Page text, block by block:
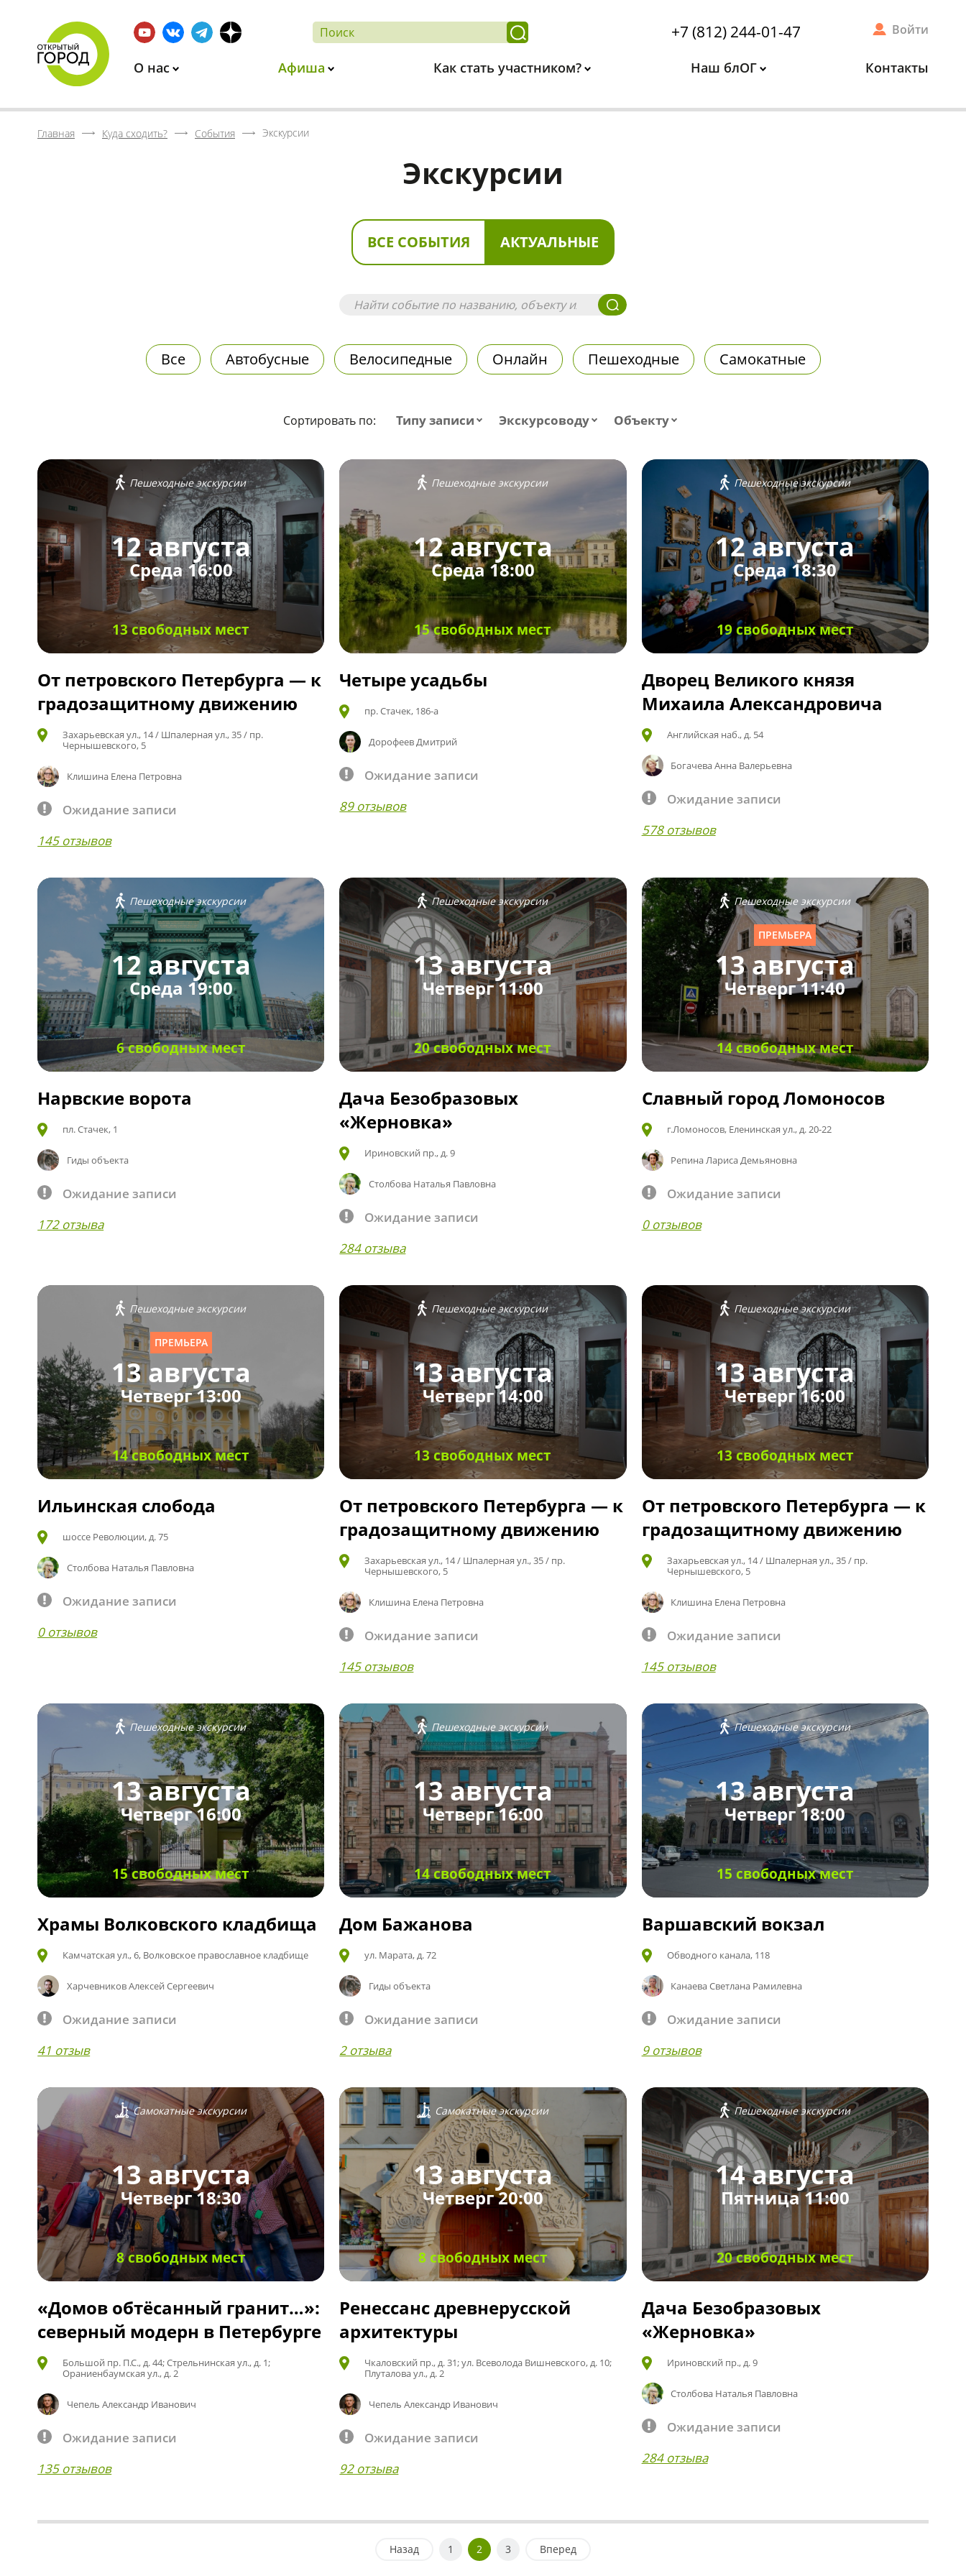
+7 (812) 244-01-47 Войти
О нас Афиша Как стать участником? Наш блОГ Контакты
Главная Куда сходить? События Экскурсии
Экскурсии
ВСЕ СОБЫТИЯ АКТУАЛЬНЫЕ
Все Автобусные Велосипедные Онлайн Пешеходные Самокатные
Сортировать по: Типу записи Экскурсоводу Объекту
Пешеходные экскурсии
12 августа
Среда 16:00
13 свободных мест
От петровского Петербурга — к
градозащитному движению
Захарьевская ул., 14 / Шпалерная ул., 35 / пр.
Чернышевского, 5
Клишина Елена Петровна
Ожидание записи
145 отзывов
Пешеходные экскурсии
12 августа
Среда 18:00
15 свободных мест
Четыре усадьбы
пр. Стачек, 186-а
Дорофеев Дмитрий
Ожидание записи
89 отзывов
Пешеходные экскурсии
12 августа
Среда 18:30
19 свободных мест
Дворец Великого князя
Михаила Александровича
Английская наб., д. 54
Богачева Анна Валерьевна
Ожидание записи
578 отзывов
Пешеходные экскурсии
12 августа
Среда 19:00
6 свободных мест
Нарвские ворота
пл. Стачек, 1
Гиды объекта
Ожидание записи
172 отзыва
Пешеходные экскурсии
13 августа
Четверг 11:00
20 свободных мест
Дача Безобразовых
«Жерновка»
Ириновский пр., д. 9
Столбова Наталья Павловна
Ожидание записи
284 отзыва
Пешеходные экскурсии
ПРЕМЬЕРА
13 августа
Четверг 11:40
14 свободных мест
Славный город Ломоносов
г.Ломоносов, Еленинская ул., д. 20-22
Репина Лариса Демьяновна
Ожидание записи
0 отзывов
Пешеходные экскурсии
ПРЕМЬЕРА
13 августа
Четверг 13:00
14 свободных мест
Ильинская слобода
шоссе Революции, д. 75
Столбова Наталья Павловна
Ожидание записи
0 отзывов
Пешеходные экскурсии
13 августа
Четверг 14:00
13 свободных мест
От петровского Петербурга — к
градозащитному движению
Захарьевская ул., 14 / Шпалерная ул., 35 / пр.
Чернышевского, 5
Клишина Елена Петровна
Ожидание записи
145 отзывов
Пешеходные экскурсии
13 августа
Четверг 16:00
13 свободных мест
От петровского Петербурга — к
градозащитному движению
Захарьевская ул., 14 / Шпалерная ул., 35 / пр.
Чернышевского, 5
Клишина Елена Петровна
Ожидание записи
145 отзывов
Пешеходные экскурсии
13 августа
Четверг 16:00
15 свободных мест
Храмы Волковского кладбища
Камчатская ул., 6, Волковское православное кладбище
Харчевников Алексей Сергеевич
Ожидание записи
41 отзыв
Пешеходные экскурсии
13 августа
Четверг 16:00
14 свободных мест
Дом Бажанова
ул. Марата, д. 72
Гиды объекта
Ожидание записи
2 отзыва
Пешеходные экскурсии
13 августа
Четверг 18:00
15 свободных мест
Варшавский вокзал
Обводного канала, 118
Канаева Светлана Рамилевна
Ожидание записи
9 отзывов
Самокатные экскурсии
13 августа
Четверг 18:30
8 свободных мест
«Домов обтёсанный гранит…»:
северный модерн в Петербурге
Большой пр. П.С., д. 44; Стрельнинская ул., д. 1;
Ораниенбаумская ул., д. 2
Чепель Александр Иванович
Ожидание записи
135 отзывов
Самокатные экскурсии
13 августа
Четверг 20:00
8 свободных мест
Ренессанс древнерусской
архитектуры
Чкаловский пр., д. 31; ул. Всеволода Вишневского, д. 10;
Плуталова ул., д. 2
Чепель Александр Иванович
Ожидание записи
92 отзыва
Пешеходные экскурсии
14 августа
Пятница 11:00
20 свободных мест
Дача Безобразовых
«Жерновка»
Ириновский пр., д. 9
Столбова Наталья Павловна
Ожидание записи
284 отзыва
Назад 1 2 3 Вперед